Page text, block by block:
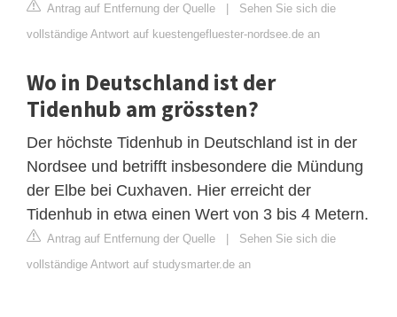
Antrag auf Entfernung der Quelle | Sehen Sie sich die
vollständige Antwort auf kuestengefluester-nordsee.de an
Wo in Deutschland ist der
Tidenhub am grössten?
Der höchste Tidenhub in Deutschland ist in der
Nordsee und betrifft insbesondere die Mündung
der Elbe bei Cuxhaven. Hier erreicht der
Tidenhub in etwa einen Wert von 3 bis 4 Metern.
Antrag auf Entfernung der Quelle | Sehen Sie sich die
vollständige Antwort auf studysmarter.de an